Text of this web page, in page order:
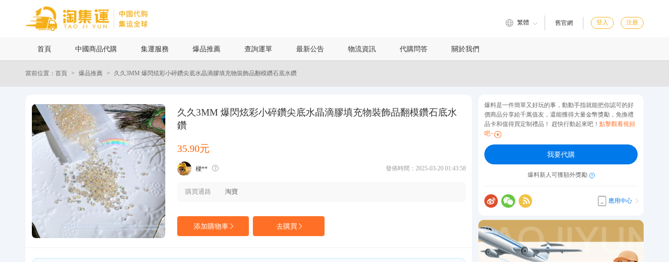
爆品推薦
代購問答
繁體 舊官網 登入 注册
首頁 中國商品代購 集運服務 爆品推薦 查詢運單 最新公告 物流資訊 代購問答 關於我們
當前位置：首頁 爆品推薦 久久3MM 爆閃炫彩小碎鑽尖底水晶滴膠填充物裝飾品翻模鑽石底水鑽
久久3MM 爆閃炫彩小碎鑽尖底水晶滴膠填充物裝飾品翻模鑽石底水
鑽
35.90元
樑** 發佈時間：2025-03-20 01:43:58
購買通路 淘寶
添加購物車 去購買
爆料是一件簡單又好玩的事，動動手指就能把你認可的好
價商品分享給千萬值友，還能獲得大量金幣獎勵，免換禮
品卡和值得買定制禮品！ 趕快行動起來吧！點擊觀看視頻
吧~
我要代購
爆料新人可獲額外獎勵
應用中心